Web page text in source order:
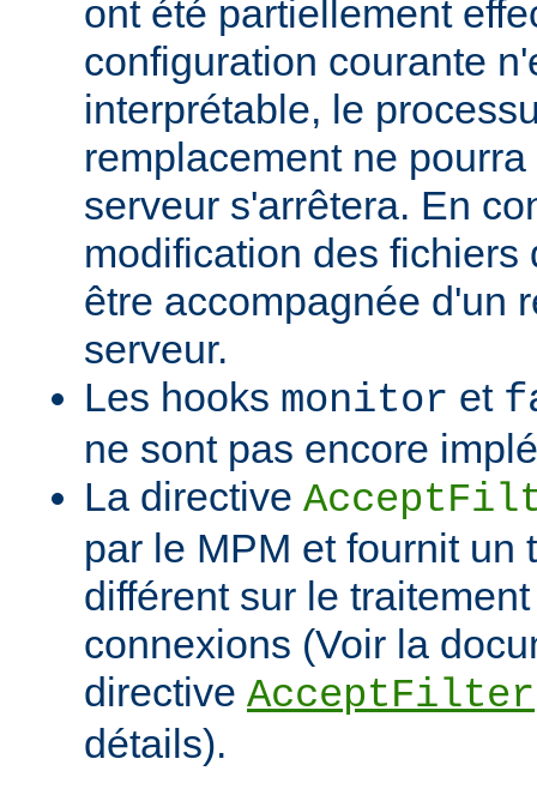
ont été partiellement
configuration courante
interprétable, le
remplacement ne
serveur s'arrêtera. En
modification des fichiers
être accompagnée d'un
serveur.
Les hooks monitor et
ne sont pas encore
La directive
par le MPM et fournit un
différent sur le
connexions (Voir la
directive AcceptFilter
détails).